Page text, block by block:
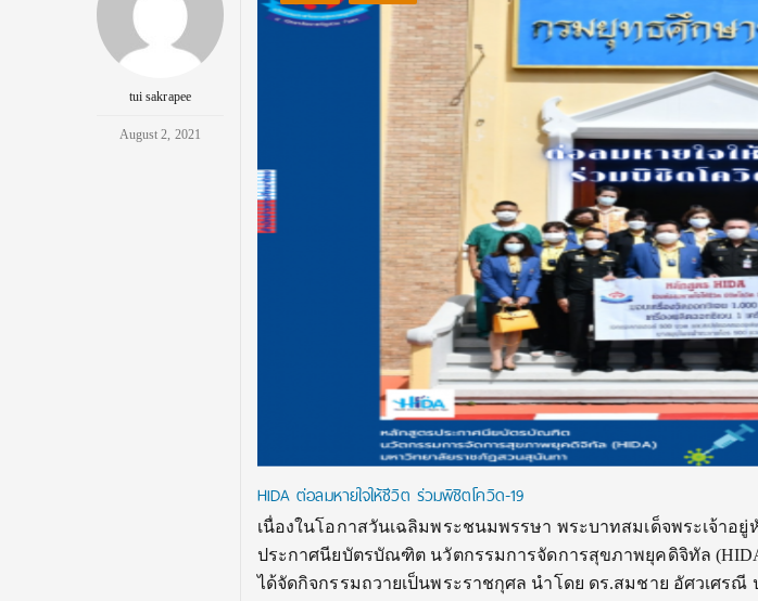
tui sakrapee
August 2, 2021
HIDA ต่อลมหายใจให้ชีวิต ร่วมพิชิตโควิด-19
เนื่องในโอกาสวันเฉลิมพระชนมพรรษา พระบาทสมเด็จพระเจ้าอยู่
ประกาศนียบัตรบัณฑิต นวัตกรรมการจัดการสุขภาพยุคดิจิทัล
ได้จัดกิจกรรมถวายเป็นพระราชกุศล นำโดย ดร.สมชาย อัศวเศรณี